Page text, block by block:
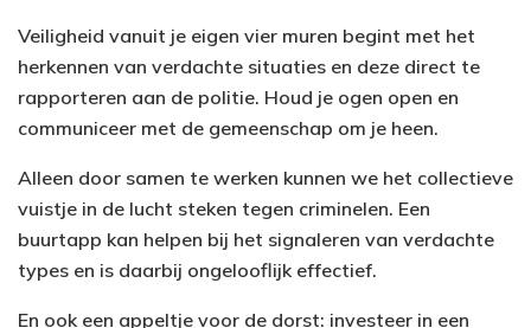
Veiligheid vanuit je eigen vier muren begint met het
herkennen van verdachte situaties en deze direct te
rapporteren aan de politie. Houd je ogen open en
communiceer met de gemeenschap om je heen.
Alleen door samen te werken kunnen we het collectieve
vuistje in de lucht steken tegen criminelen. Een
buurtapp kan helpen bij het signaleren van verdachte
types en is daarbij ongelooflijk effectief.
En ook een appeltje voor de dorst: investeer in een